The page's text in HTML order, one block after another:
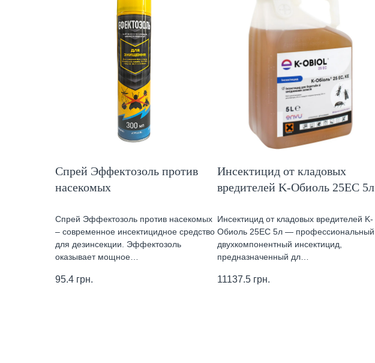
Спрей Эффектозоль против
насекомых
Спрей Эффектозоль против насекомых
– современное инсектицидное средство
для дезинсекции. Эффектозоль
оказывает мощное…
95.4 грн.
Инсектицид от кладовых
вредителей K-Обиоль 25ЕС 5л
Инсектицид от кладовых вредителей K-
Обиоль 25ЕС 5л — профессиональный
двухкомпонентный инсектицид,
предназначенный дл…
11137.5 грн.